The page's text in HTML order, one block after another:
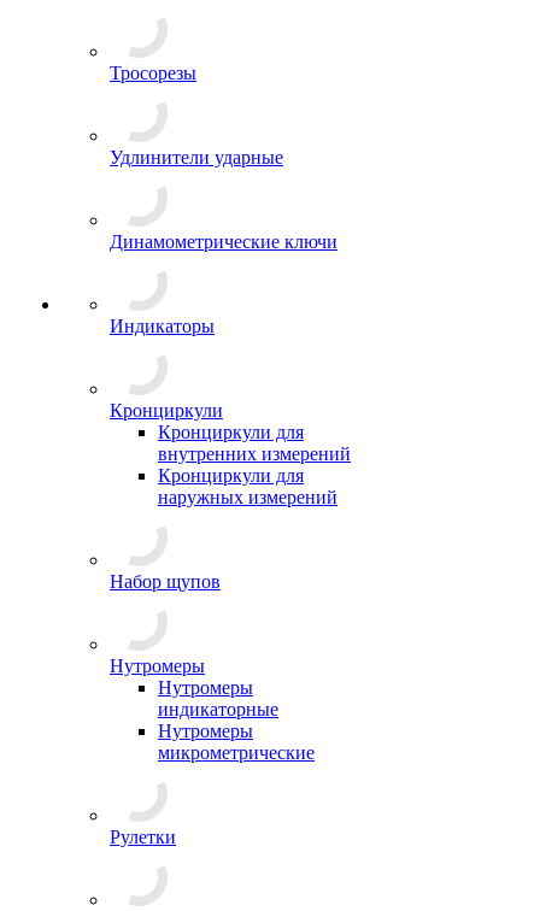
Тросорезы
Удлинители ударные
Динамометрические ключи
Индикаторы
Кронциркули
Кронциркули для
внутренних измерений
Кронциркули для
наружных измерений
Набор щупов
Нутромеры
Нутромеры
индикаторные
Нутромеры
микрометрические
Рулетки